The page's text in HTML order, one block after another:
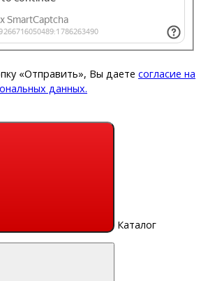
«Отправить», Вы даете согласие на
данных.
Каталог